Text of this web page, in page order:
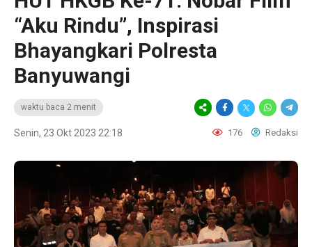
“Aku Rindu”, Inspirasi
Bhayangkari Polresta
Banyuwangi
waktu baca 2 menit
Senin, 23 Okt 2023 22:18 176 Redaksi